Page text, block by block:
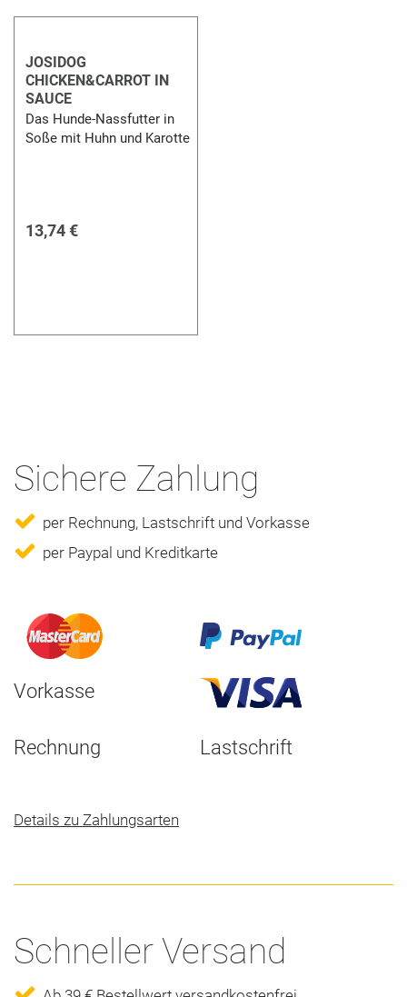
JOSIDOG
CHICKEN&CARROT IN
SAUCE
Das Hunde-Nassfutter in
Soße mit Huhn und Karotte
13,74 €
Sichere Zahlung
per Rechnung, Lastschrift und Vorkasse
per Paypal und Kreditkarte
Vorkasse
Rechnung Lastschrift
Details zu Zahlungsarten
Schneller Versand